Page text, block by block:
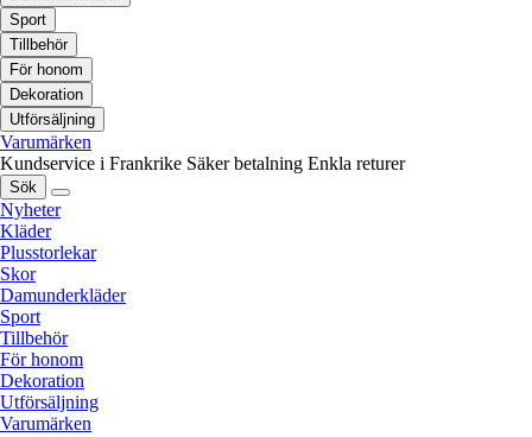
Sport
Tillbehör
För honom
Dekoration
Utförsäljning
Varumärken
Kundservice i Frankrike Säker betalning Enkla returer
Sök
Nyheter
Kläder
Plusstorlekar
Skor
Damunderkläder
Sport
Tillbehör
För honom
Dekoration
Utförsäljning
Varumärken